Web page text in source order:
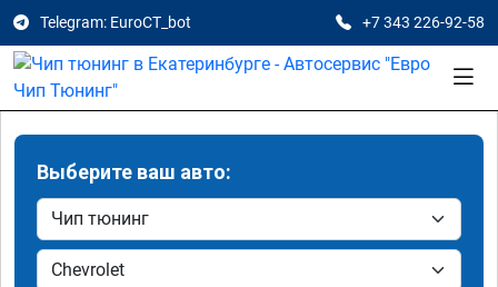
Telegram: EuroCT_bot +7 343 226-92-58
Выберите ваш авто: